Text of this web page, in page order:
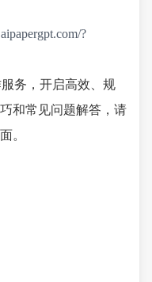
?
服务，开启高效、规
和常见问题解答，请
。